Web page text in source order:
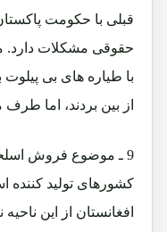
قبلی با حکومت
حقوقی مشکلات دارد.
با طیاره های بی پیلوت
از بین بردند، اما
9 ـ موضوع فروش
کشورهای تولید کننده
افغانستان از این